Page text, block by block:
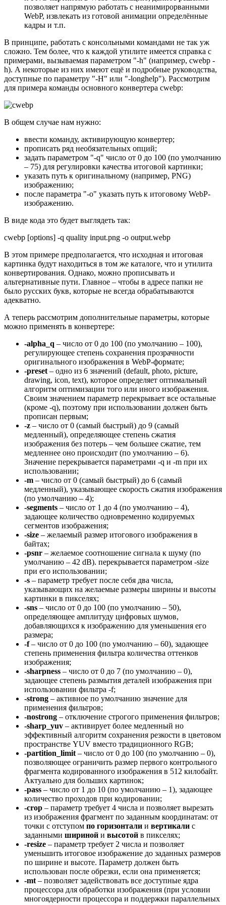
позволяет напрямую работать с неанимирорванными
WebP, извлекать из готовой анимации определённые
кадры и т.п.
В принципе, работать с консольными командами не так уж
сложно. Тем более, что к каждой утилите имеется справка с
примерами, вызываемая параметром "-h" (например, cwebp -
h). А некоторые из них имеют ещё и подробные руководства,
доступные по параметру "-H" или "-longhelp"). Рассмотрим
для примера команды основного конвертера cwebp:
В общем случае нам нужно:
ввести команду, активирующую конвертер;
прописать ряд необязательных опций;
задать параметром "-q" число от 0 до 100 (по умолчанию
– 75) для регулировки качества итоговой картинки;
указать путь к оригинальному (например, PNG)
изображению;
после параметра "-o" указать путь к итоговому WebP-
изображению.
В виде кода это будет выглядеть так:
cwebp [options] -q quality input.png -o output.webp
В этом примере предполагается, что исходная и итоговая
картинка будут находиться в том же каталоге, что и утилита
конвертирования. Однако, можно прописывать и
альтернативные пути. Главное – чтобы в адресе папки не
было русских букв, которые не всегда обрабатываются
адекватно.
А теперь рассмотрим дополнительные параметры, которые
можно применять в конвертере:
-alpha_q – число от 0 до 100 (по умолчанию – 100),
регулирующее степень сохранения прозрачности
оригинального изображения в WebP-формате;
-preset – одно из 6 значений (default, photo, picture,
drawing, icon, text), которое определяет оптимальный
алгоритм оптимизации того или иного изображения.
Своим значением параметр перекрывает все остальные
(кроме -q), поэтому при использовании должен быть
прописан первым;
-z – число от 0 (самый быстрый) до 9 (самый
медленный), определяющее степень сжатия
изображения без потерь – чем большее сжатие, тем
медленнее оно происходит (по умолчанию – 6).
Значение перекрывается параметрами -q и -m при их
использовании;
-m – число от 0 (самый быстрый) до 6 (самый
медленный), указывающее скорость сжатия изображения
(по умолчанию – 4);
-segments – число от 1 до 4 (по умолчанию – 4),
задающее количество одновременно кодируемых
сегментов изображения;
-size – желаемый размер итогового изображения в
байтах;
-psnr – желаемое соотношение сигнала к шуму (по
умолчанию – 42 dB). перекрывается параметром -size
при его использовании;
-s – параметр требует после себя два числа,
указывающих на желаемые размеры ширины и высоты
картинки в пикселях;
-sns – число от 0 до 100 (по умолчанию – 50),
определяющее амплитуду цифровых шумов,
добавляющихся к изображению для уменьшения его
размера;
-f– число от 0 до 100 (по умолчанию – 60), задающее
степень применения фильтра количества оттенков
изображения;
-sharpness – число от 0 до 7 (по умолчанию – 0),
задающее степень размытия деталей изображения при
использовании фильтра -f;
-strong – активное по умолчанию значение для
применения фильтров;
-nostrong – отключение строгого применения фильтров;
-sharp_yuv – активирует более медленный но
эффективный алгоритм сохранения резкости в цветовом
пространстве YUV вместо традиционного RGB;
-partition_limit – число от 0 до 100 (по умолчанию – 0),
позволяющее ограничить размер первого контрольного
фрагмента кодированного изображения в 512 килобайт.
Актуально для больших картинок;
-pass – число от 1 до 10 (по умолчанию – 1), задающее
количество проходов при кодировании;
-crop – параметр требует 4 числа и позволяет вырезать
из изображения фрагмент по заданным координатам: от
точки с отступом по горизонтали и вертикали с
заданными шириной и высотой в пикселях;
-resize – параметр требует 2 числа и позволяет
уменьшить итоговое изображение до заданных размеров
по ширине и высоте. Параметр должен быть
использован после обрезки, если она применяется;
-mt – позволяет задействовать все доступные ядра
процессора для обработки изображения (при условии
многоядерности процессора и поддержки параллельных